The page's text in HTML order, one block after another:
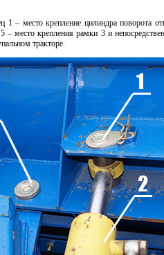
1 – место крепление цилиндра поворота
– место крепления рамки 3 и
тракторе.